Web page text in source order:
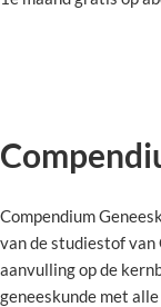
Compendium
van de studiestof van
aanvulling op de
geneeskunde met